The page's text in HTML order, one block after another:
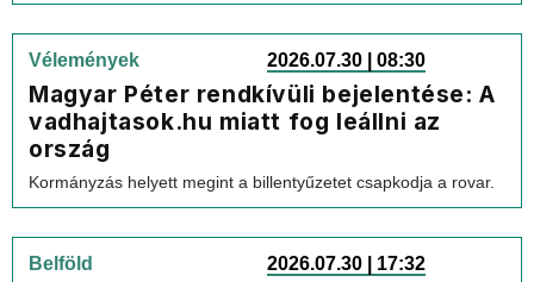
Vélemények 2026.07.30 | 08:30
Magyar Péter rendkívüli bejelentése: A
vadhajtasok.hu miatt fog leállni az
ország
Kormányzás helyett megint a billentyűzetet csapkodja a rovar.
Belföld 2026.07.30 | 17:32